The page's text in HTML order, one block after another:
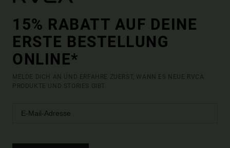
15% RABATT AUF DEINE
ERSTE BESTELLUNG
ONLINE*
MELDE DICH AN UND ERFAHRE ZUERST, WANN ES NEUE RVCA
PRODUKTE UND STORIES GIBT.